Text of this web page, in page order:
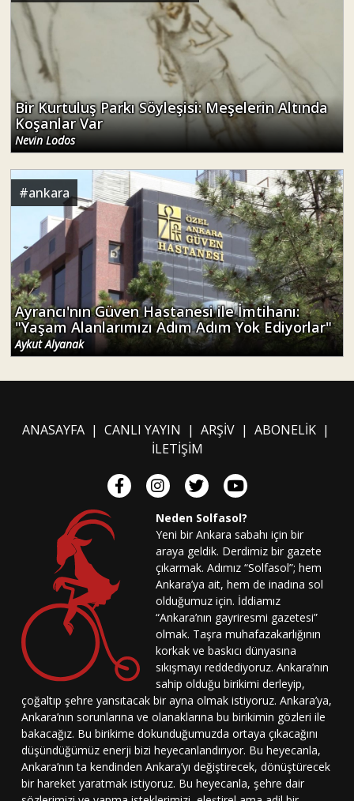
Bir Kurtuluş Parkı Söyleşisi: Meşelerin Altında
Koşanlar Var
Nevin Lodos
#ankara
Ayrancı'nın Güven Hastanesi ile İmtihanı:
"Yaşam Alanlarımızı Adım Adım Yok Ediyorlar"
Aykut Alyanak
ANASAYFA| CANLI YAYIN | ARŞİV| ABONELİK|
İLETİŞİM
Neden Solfasol?
Yeni bir Ankara sabahı için bir
araya geldik. Derdimiz bir gazete
çıkarmak. Adımız “Solfasol”; hem
Ankara’ya ait, hem de inadına sol
olduğumuz için. İddiamız
“Ankara’nın gayriresmi gazetesi”
olmak. Taşra muhafazakarlığının
korkak ve baskıcı dünyasına
sıkışmayı reddediyoruz. Ankara’nın
sahip olduğu birikimi derleyip,
çoğaltıp şehre yansıtacak bir ayna olmak istiyoruz. Ankara’ya,
Ankara’nın sorunlarına ve olanaklarına bu birikimin gözleri ile
bakacağız. Bu birikime dokunduğumuzda ortaya çıkacağını
düşündüğümüz enerji bizi heyecanlandırıyor. Bu heyecanla,
Ankara’nın ta kendinden Ankara’yı değiştirecek, dönüştürecek
bir hareket yaratmak istiyoruz. Bu heyecanla, şehre dair